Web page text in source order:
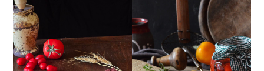
GIRANDOLE DI
RICOTTA
PEPERONI ALLA
PIEMONTESE